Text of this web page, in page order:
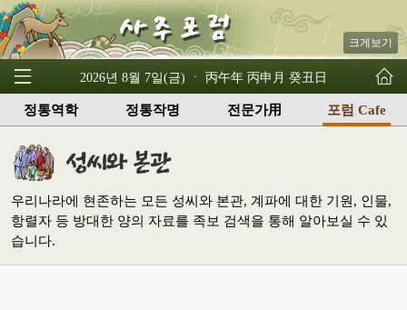
크게보기
2026년 8월 7일(금) ㆍ 丙午年 丙申月 癸丑日
정통역학 정통작명 전문가用 포럼 Cafe
우리나라에 현존하는 모든 성씨와 본관, 계파에 대한 기원, 인물,
항렬자 등 방대한 양의 자료를 족보 검색을 통해 알아보실 수 있
습니다.